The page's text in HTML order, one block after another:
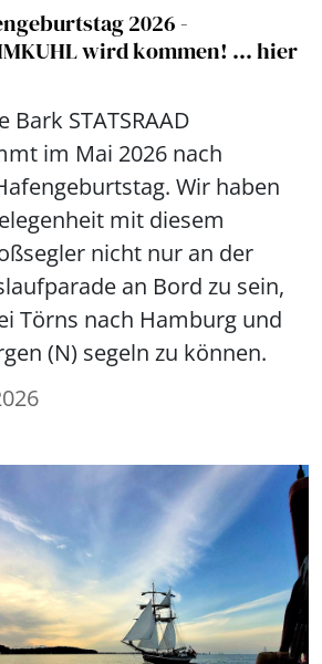
2026 -
wird kommen! ... hier
STATSRAAD
im Mai 2026 nach
Wir haben
mit diesem
nicht nur an der
an Bord zu sein,
Törns nach Hamburg und
(N) segeln zu können.